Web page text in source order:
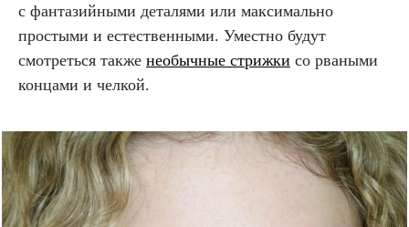
с фантазийными деталями или максимально
простыми и естественными. Уместно будут
смотреться также необычные стрижки со рваными
концами и челкой.